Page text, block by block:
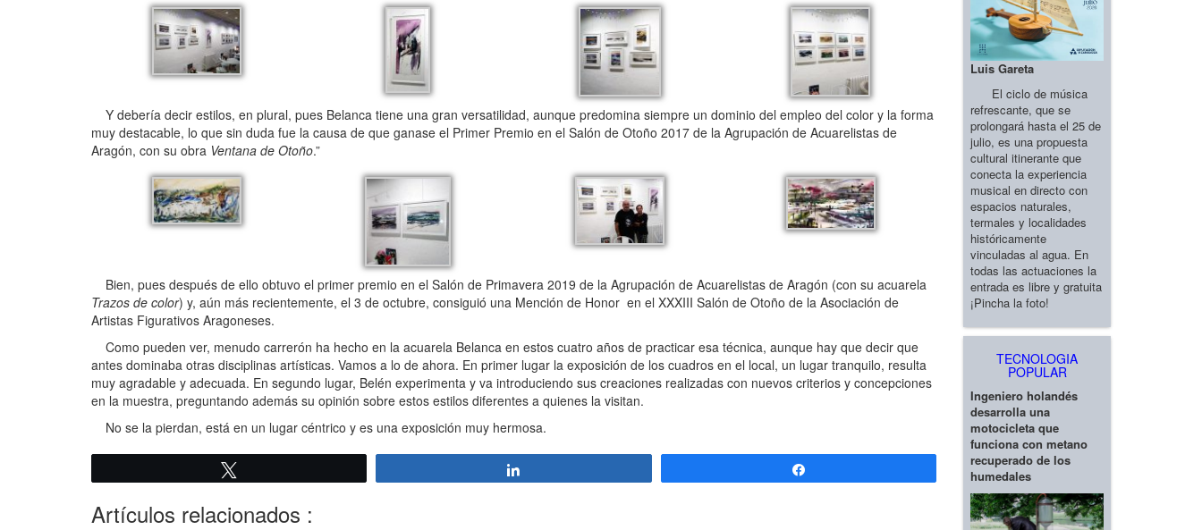
Y debería decir estilos, en plural, pues Belanca tiene una gran versatilidad, aunque predomina siempre un dominio del empleo del color y la forma
muy destacable, lo que sin duda fue la causa de que ganase el Primer Premio en el Salón de Otoño 2017 de la Agrupación de Acuarelistas de
Aragón, con su obra Ventana de Otoño.”
Bien, pues después de ello obtuvo el primer premio en el Salón de Primavera 2019 de la Agrupación de Acuarelistas de Aragón (con su acuarela
Trazos de color) y, aún más recientemente, el 3 de octubre, consiguió una Mención de Honor en el XXXIII Salón de Otoño de la Asociación de
Artistas Figurativos Aragoneses.
Como pueden ver, menudo carrerón ha hecho en la acuarela Belanca en estos cuatro años de practicar esa técnica, aunque hay que decir que
antes dominaba otras disciplinas artísticas. Vamos a lo de ahora. En primer lugar la exposición de los cuadros en el local, un lugar tranquilo, resulta
muy agradable y adecuada. En segundo lugar, Belén experimenta y va introduciendo sus creaciones realizadas con nuevos criterios y concepciones
en la muestra, preguntando además su opinión sobre estos estilos diferentes a quienes la visitan.
No se la pierdan, está en un lugar céntrico y es una exposición muy hermosa.
Artículos relacionados :
Luis Gareta
El ciclo de música
refrescante, que se
prolongará hasta el 25 de
julio, es una propuesta
cultural itinerante que
conecta la experiencia
musical en directo con
espacios naturales,
termales y localidades
históricamente
vinculadas al agua. En
todas las actuaciones la
entrada es libre y gratuita
¡Pincha la foto!
TECNOLOGIA
POPULAR
Ingeniero holandés
desarrolla una
motocicleta que
funciona con metano
recuperado de los
humedales